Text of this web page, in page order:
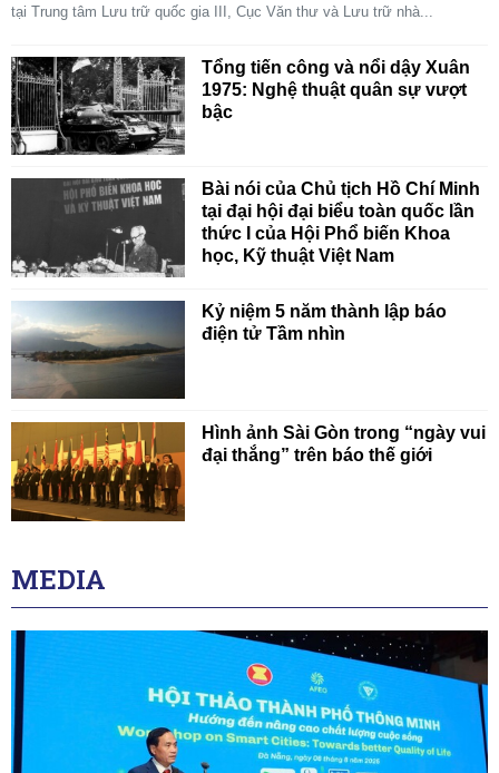
tại Trung tâm Lưu trữ quốc gia III, Cục Văn thư và Lưu trữ nhà...
Tổng tiến công và nổi dậy Xuân
1975: Nghệ thuật quân sự vượt
bậc
Bài nói của Chủ tịch Hồ Chí Minh
tại đại hội đại biểu toàn quốc lần
thức I của Hội Phổ biến Khoa
học, Kỹ thuật Việt Nam
Kỷ niệm 5 năm thành lập báo
điện tử Tầm nhìn
Hình ảnh Sài Gòn trong “ngày vui
đại thắng” trên báo thế giới
MEDIA